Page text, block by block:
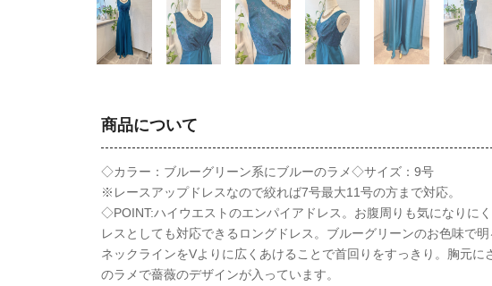
商品について
◇カラー：ブルーグリーン系にブルーのラメ◇サイズ：9号
※レースアップドレスなので絞れば7号最大11号の方まで対応。
◇POINT:ハイウエストのエンパイアドレス。お腹周りも気になりに
レスとしても対応できるロングドレス。ブルーグリーンのお色味で明
ネックラインをVよりに広くあけることで首回りをすっきり。胸元に
のラメで薔薇のデザインが入っています。